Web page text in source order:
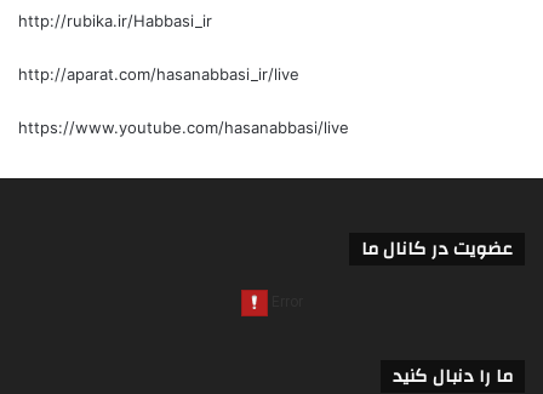
http://rubika.ir/Habbasi_ir
http://aparat.com/hasanabbasi_ir/live
https://www.youtube.com/hasanabbasi/live
عضویت در کانال ما
ما را دنبال کنید